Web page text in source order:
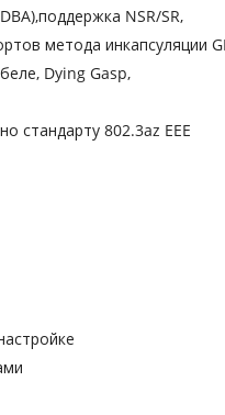
NSR/SR,
метода инкапсуляции
Dying Gasp,
стандарту 802.3az EEE